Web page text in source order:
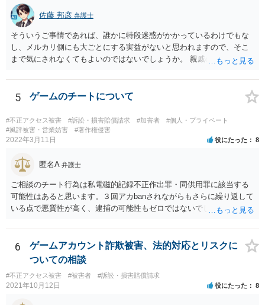
佐藤 邦彦 弁護士
そういうご事情であれば、誰かに特段迷惑がかかっているわけでもな
し、メルカリ側にも大ごとにする実益がないと思われますので、そこ
まで気にされなくてもよいのではないでしょうか。 親戚のお子様に
心ください。
5 ゲームのチートについて
#不正アクセス被害 #訴訟・損害賠償請求 #加害者
#個人・プライベート
#風評被害・営業妨害
#著作権侵害
2022年3月11日 役にたった 8
匿名A 弁護士
ご相談のチート行為は私電磁的記録不正作出罪・同供用罪に該当する
可能性はあると思います。３回アカbanされながらもさらに繰り返して
いる点で悪質性が高く、逮捕の可能性もゼロではないでしょう。
6
ゲームアカウント詐欺被害、法的対応とリスクに
ついての相談
#不正アクセス被害 #被害者 #訴訟・損害賠償請求
2021年10月12日 役にたった 8